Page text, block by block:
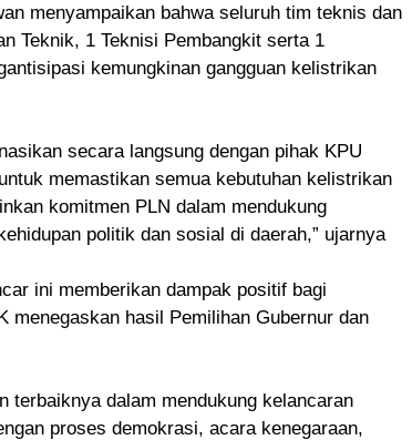
menyampaikan bahwa seluruh tim teknis dan
Teknik, 1 Teknisi Pembangkit serta 1
kemungkinan gangguan kelistrikan
secara langsung dengan pihak KPU
memastikan semua kebutuhan kelistrikan
komitmen PLN dalam mendukung
politik dan sosial di daerah,” ujarnya
ini memberikan dampak positif bagi
menegaskan hasil Pemilihan Gubernur dan
terbaiknya dalam mendukung kelancaran
proses demokrasi, acara kenegaraan,